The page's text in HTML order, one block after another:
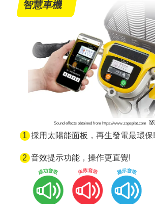
Sound effects obtained from https://www.zapsplat.com
智慧車機
採用太陽能面板，再生發電最環保!
音效提示功能，操作更直覺!